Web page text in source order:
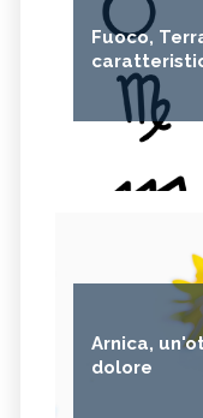
Fuoco,
Arnica,
dolore